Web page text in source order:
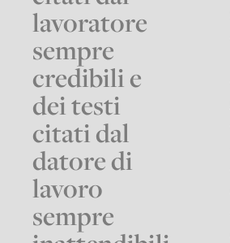
lavoratore
sempre
credibili e
dei testi
citati dal
datore di
lavoro
sempre